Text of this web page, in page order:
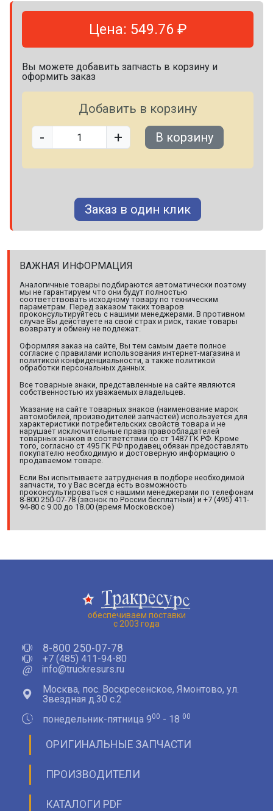
Цена: 549.76 ₽
Вы можете добавить запчасть в корзину и
оформить заказ
Добавить в корзину
- + В корзину
Заказ в один клик
ВАЖНАЯ ИНФОРМАЦИЯ
Аналогичные товары подбираются автоматически поэтому
мы не гарантируем что они будут полностью
соответствовать исходному товару по техническим
параметрам. Перед заказом таких товаров
проконсультируйтесь с нашими менеджерами. В противном
случае Вы действуете на свой страх и риск, такие товары
возврату и обмену не подлежат.
Оформляя заказ на сайте, Вы тем самым даете полное
согласие с правилами использования интернет-магазина и
политикой конфиденциальности, а также политикой
обработки персональных данных.
Все товарные знаки, представленные на сайте являются
собственностью их уважаемых владельцев.
Указание на сайте товарных знаков (наименование марок
автомобилей, производителей запчастей) используется для
характеристики потребительских свойств товара и не
нарушает исключительные права правообладателей
товарных знаков в соответствии со ст 1487 ГК РФ. Кроме
того, согласно ст 495 ГК РФ продавец обязан предоставлять
покупателю необходимую и достоверную информацию о
продаваемом товаре.
Если Вы испытываете затруднения в подборе необходимой
запчасти, то у Вас всегда есть возможность
проконсультироваться с нашими менеджерами по телефонам
8-800 250-07-78 (звонок по России бесплатный) и +7 (495) 411-
94-80 с 9.00 до 18.00 (время Московское)
обеспечиваем поставки
с 2003 года
8-800 250-07-78
+7 (485) 411-94-80
@
info@truckresurs.ru
Москва, пос. Воскресенское, Ямонтово, ул.
Звездная д.30 с.2
понедельник-пятница 900 - 18 00
ОРИГИНАЛЬНЫЕ ЗАПЧАСТИ
ПРОИЗВОДИТЕЛИ
КАТАЛОГИ PDF